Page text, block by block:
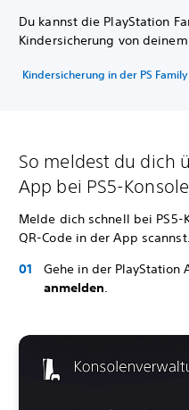
Du kannst die PlayStation
Kindersicherung von
Kindersicherung in der PS
So meldest du dich
App bei PS5-
Melde dich schnell bei
QR-Code in der App scannst.
Gehe in der PlayStation
anmelden.